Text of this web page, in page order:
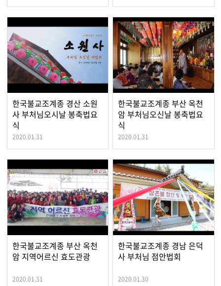
한국불교조계종 경산 소원
사 부처님오시날 봉축법요
식
2020.01.31
한국불교조계종 부산 옥천
암 부처님오신날 봉축법요
식
2020.01.31
한국불교조계종 부산 옥천
암 지역어르신 효도관광
2020.01.31
한국불교조계종 경남 은덕
사 부처님 점안법회
2020.01.30